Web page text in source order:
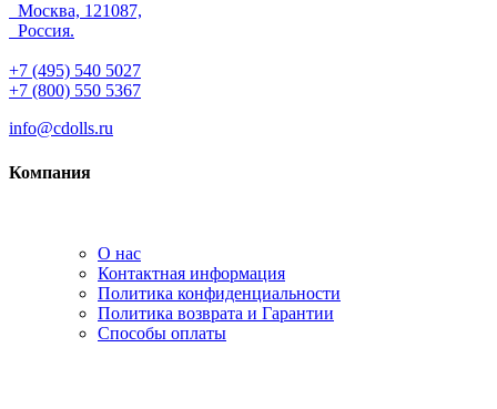
Москва, 121087,
Россия.
+7 (495) 540 5027
+7 (800) 550 5367
info@cdolls.ru
Компания
О нас
Контактная информация
Политика конфиденциальности
Политика возврата и Гарантии
Способы оплаты